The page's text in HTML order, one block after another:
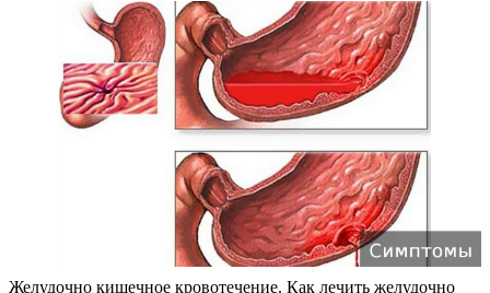
Желудочно кишечное кровотечение. Как лечить желудочно